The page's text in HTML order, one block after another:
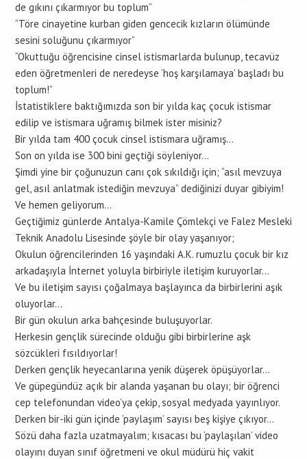
de gıkını çıkarmıyor bu toplum”
“Töre cinayetine kurban giden gencecik kızların ölümünde
sesini soluğunu çıkarmıyor”
“Okuttuğu öğrencisine cinsel istismarlarda bulunup, tecavüz
eden öğretmenleri de neredeyse ‘hoş karşılamaya’ başladı bu
toplum!”
İstatistiklere baktığımızda son bir yılda kaç çocuk istismar
edilip ve istismara uğramış bilmek ister misiniz?
Bir yılda tam 400 çocuk cinsel istismara uğramış…
Son on yılda ise 300 bini geçtiği söyleniyor…
Şimdi yine bir çoğunuzun canı çok sıkıldığı için; “asıl mevzuya
gel, asıl anlatmak istediğin mevzuya” dediğinizi duyar gibiyim!
Ve hemen geliyorum…
Geçtiğimiz günlerde Antalya-Kamile Çömlekçi ve Falez Mesleki
Teknik Anadolu Lisesinde şöyle bir olay yaşanıyor;
Okulun öğrencilerinden 16 yaşındaki A.K. rumuzlu çocuk bir kız
arkadaşıyla İnternet yoluyla birbiriyle iletişim kuruyorlar…
Ve bu iletişim sayısı çoğalmaya başlayınca da birbirlerini aşık
oluyorlar…
Bir gün okulun arka bahçesinde buluşuyorlar.
Herkesin gençlik sürecinde olduğu gibi birbirlerine aşk
sözcükleri fısıldıyorlar!
Derken gençlik heyecanlarına yenik düşerek öpüşüyorlar…
Ve güpegündüz açık bir alanda yaşanan bu olayı; bir öğrenci
cep telefonundan video’ya çekip, sosyal medyada yayınlıyor.
Derken bir-iki gün içinde ‘paylaşım’ sayısı beş kişiye çıkıyor…
Sözü daha fazla uzatmayalım; kısacası bu ‘paylaşılan’ video
olayını duyan sınıf öğretmeni ve okul müdürü hiç vakit